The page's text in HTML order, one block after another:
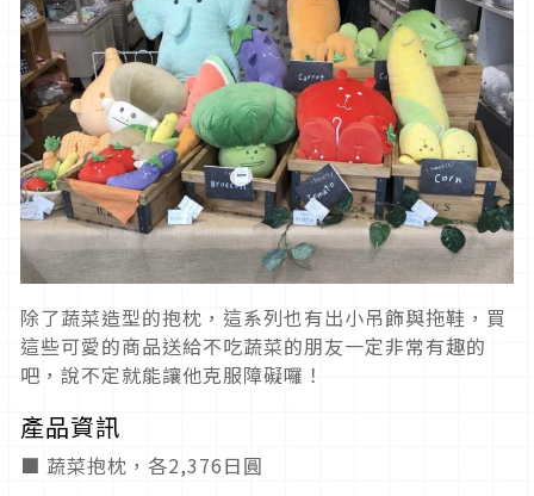
除了蔬菜造型的抱枕，這系列也有出小吊飾與拖鞋，買
這些可愛的商品送給不吃蔬菜的朋友一定非常有趣的
吧，說不定就能讓他克服障礙囉！
產品資訊
■ 蔬菜抱枕，各2,376日圓